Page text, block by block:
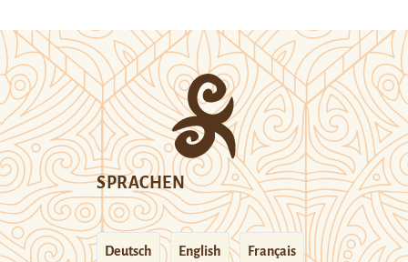
SPRACHEN
Deutsch English Français